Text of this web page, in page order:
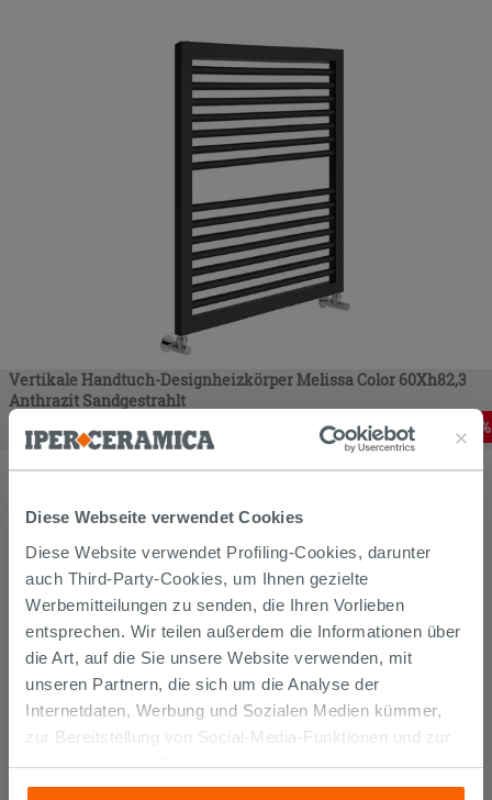
Diese Webseite verwendet Cookies
Diese Website verwendet Profiling-Cookies, darunter
auch Third-Party-Cookies, um Ihnen gezielte
Werbemitteilungen zu senden, die Ihren Vorlieben
entsprechen. Wir teilen außerdem die Informationen über
die Art, auf die Sie unsere Website verwenden, mit
unseren Partnern, die sich um die Analyse der
Internetdaten, Werbung und Sozialen Medien kümmer,
zur Bereitstellung von Social-Media-Funktionen und zur
Analyse unseres Datenverkehrs. Diese könnten sie mit
anderen Informationen, die Sie ihnen geliefert haben oder
Vertikale Handtuch-Designheizkörper Melissa Color 60Xh82,3
Anthrazit Sandgestrahlt
158,36€ /STK395,90€ ,00%